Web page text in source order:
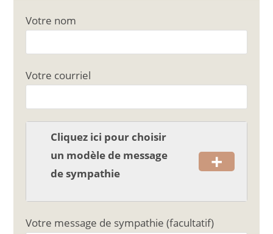
c
e
b
o
o
k
ai
l g
er
Votre nom
Votre courriel
Cliquez ici pour choisir
un modèle de message
de sympathie
+
Votre message de sympathie (facultatif)